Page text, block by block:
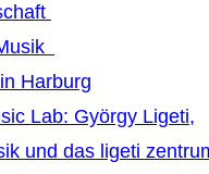
Harburg
Lab: György Ligeti,
und das ligeti